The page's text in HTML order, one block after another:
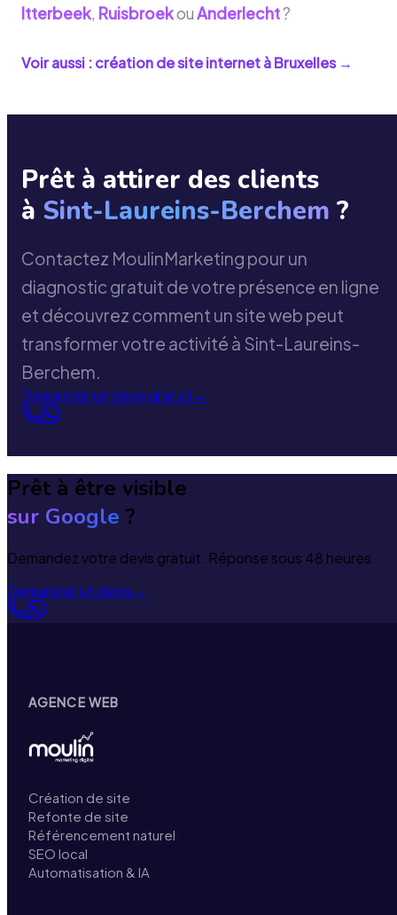
Itterbeek, RuisbroekouAnderlecht?
Voir aussi : création de site internet àBruxelles→
Prêt à attirer des clients
à Sint-Laureins-Berchem ?
Contactez MoulinMarketing pour un
diagnostic gratuit de votre présence en ligne
et découvrez comment un site web peut
transformer votre activité à Sint-Laureins-
Berchem.
Demander un devis gratuit→
Prêt à être visible
sur Google ?
Demandez votre devis gratuit. Réponse sous 48 heures.
Demander un devis→
AGENCE WEB
Création de site
Refonte de site
Référencement naturel
SEO local
Automatisation & IA